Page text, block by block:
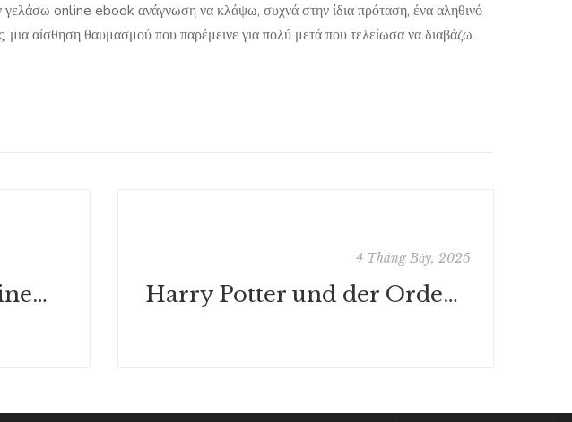
online ebook ανάγνωση να κλάψω, συχνά στην ίδια πρόταση, ένα αληθινό
μια αίσθηση θαυμασμού που παρέμεινε για πολύ μετά που τελείωσα να διαβάζω.
Estrategias del guión cinematográfico : eBook [EPUB, PDF]
4 Tháng Bảy, 2025
Harry Potter und der Orden des Phönix - Zusammenfassung